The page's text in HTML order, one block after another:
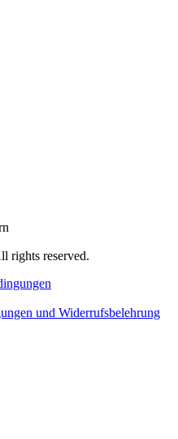
rights reserved.
und Widerrufsbelehrung